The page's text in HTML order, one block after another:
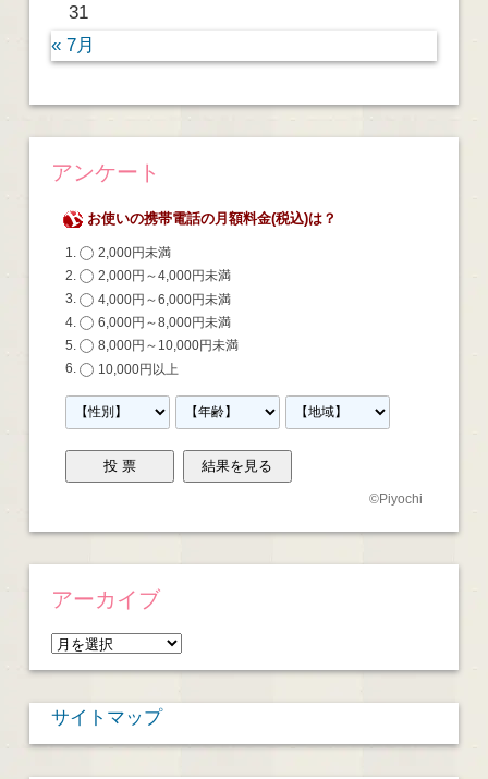
31
« 7月
アンケート
お使いの携帯電話の月額料金(税込)は？
2,000円未満
2,000円～4,000円未満
4,000円～6,000円未満
6,000円～8,000円未満
8,000円～10,000円未満
10,000円以上
©Piyochi
アーカイブ
ア
ー
カ
イ
サイトマップ